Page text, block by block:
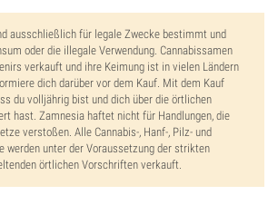
ausschließlich für legale Zwecke bestimmt und
oder die illegale Verwendung. Cannabissamen
verkauft und ihre Keimung ist in vielen Ländern
dich darüber vor dem Kauf. Mit dem Kauf
du volljährig bist und dich über die örtlichen
hast. Zamnesia haftet nicht für Handlungen, die
verstoßen. Alle Cannabis-, Hanf-, Pilz- und
werden unter der Voraussetzung der strikten
örtlichen Vorschriften verkauft.